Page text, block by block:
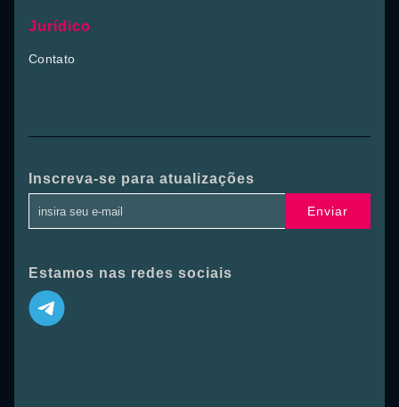
Jurídico
Contato
Inscreva-se para atualizações
Enviar
Estamos nas redes sociais